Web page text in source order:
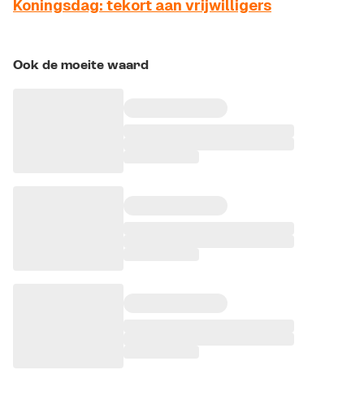
Koningsdag: tekort aan vrijwilligers
Ook de moeite waard